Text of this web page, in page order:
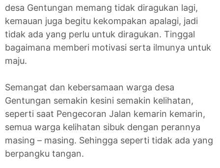
desa Gentungan memang tidak diragukan lagi,
kemauan juga begitu kekompakan apalagi, jadi
tidak ada yang perlu untuk diragukan. Tinggal
bagaimana memberi motivasi serta ilmunya untuk
maju.
Semangat dan kebersamaan warga desa
Gentungan semakin kesini semakin kelihatan,
seperti saat Pengecoran Jalan kemarin kemarin,
semua warga kelihatan sibuk dengan perannya
masing – masing. Sehingga seperti tidak ada yang
berpangku tangan.